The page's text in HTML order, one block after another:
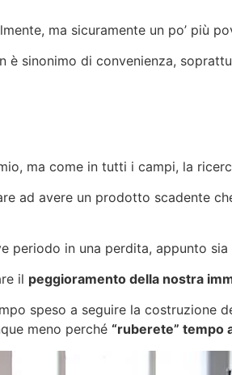
ma sicuramente un po’ più
sinonimo di convenienza,
ma come in tutti i campi, la
ad avere un prodotto scadente
periodo in una perdita, appunto
il peggioramento della nostra
speso a seguire la costruzione
meno perché “ruberete” tempo